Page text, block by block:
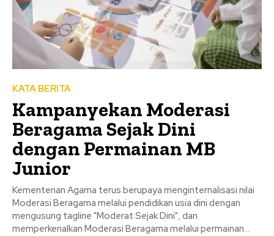
KATA BERITA
Kampanyekan Moderasi
Beragama Sejak Dini
dengan Permainan MB
Junior
Kementerian Agama terus berupaya menginternalisasi nilai
Moderasi Beragama melalui pendidikan usia dini dengan
mengusung tagline "Moderat Sejak Dini", dan
memperkenalkan Moderasi Beragama melalui permainan...